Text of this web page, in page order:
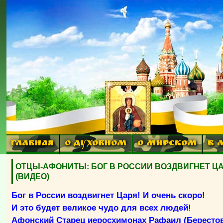
ГЛАВНАЯ О ДУХОВНОМ О МИРСКОМ В
ОТЦЫ-АФОНИТЫ: БОГ В РОССИИ ВОЗДВИГНЕТ
(ВИДЕО)
Бог в России воздвигнет Царя! И очень скоро!
И это будет великое чудо для всех людей!
Афонский Старец иеросхимонах Рафаил